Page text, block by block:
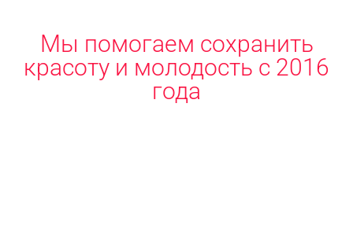
Мы помогаем сохранить
красоту и молодость с 2016
года